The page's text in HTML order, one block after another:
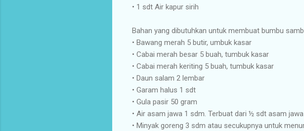
• 1 sdt Air kapur sirih
Bahan yang dibutuhkan untuk membuat bumbu
• Bawang merah 5 butir, umbuk kasar
• Cabai merah besar 5 buah, tumbuk kasar
• Cabai merah keriting 5 buah, tumbuk kasar
• Daun salam 2 lembar
• Garam halus 1 sdt
• Gula pasir 50 gram
• Air asam jawa 1 sdm. Terbuat dari ½ sdt asam
• Minyak goreng 3 sdm atau secukupnya untuk